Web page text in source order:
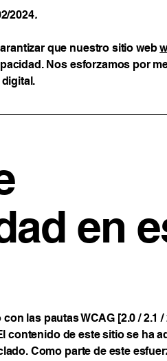
2024.
que nuestro sitio web
Nos esforzamos por
en
las pautas WCAG [2.0 /
contenido de este sitio se ha
Como parte de este